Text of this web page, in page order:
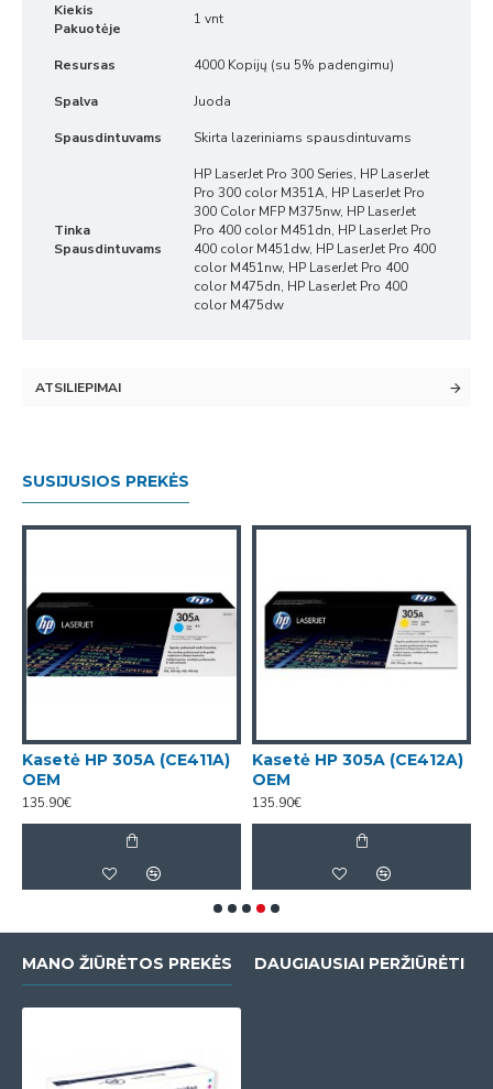
Kiekis
Pakuotėje
1 vnt
Resursas 4000 Kopijų (su 5% padengimu)
Spalva Juoda
Spausdintuvams Skirta lazeriniams spausdintuvams
Tinka
Spausdintuvams
HP LaserJet Pro 300 Series, HP LaserJet
Pro 300 color M351A, HP LaserJet Pro
300 Color MFP M375nw, HP LaserJet
Pro 400 color M451dn, HP LaserJet Pro
400 color M451dw, HP LaserJet Pro 400
color M451nw, HP LaserJet Pro 400
color M475dn, HP LaserJet Pro 400
color M475dw
ATSILIEPIMAI
SUSIJUSIOS PREKĖS
Kasetė HP 305A (CE411A)
OEM
135.90€
Kasetė HP 305A (CE412A)
OEM
135.90€
MANO ŽIŪRĖTOS PREKĖS DAUGIAUSIAI PERŽIŪRĖTI